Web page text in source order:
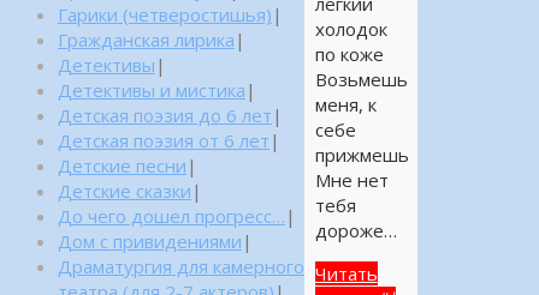
холодок
по коже
Возьмешь
меня, к
себе
прижмешь
Мне нет
тебя
дороже…
Читать
Гарики (четверостишья) |
Гражданская лирика |
Детективы |
Детективы и мистика |
Детская поэзия до 6 лет |
Детская поэзия от 6 лет |
Детские песни |
Детские сказки |
До чего дошел прогресс… |
Дом с привидениями |
Драматургия для камерного